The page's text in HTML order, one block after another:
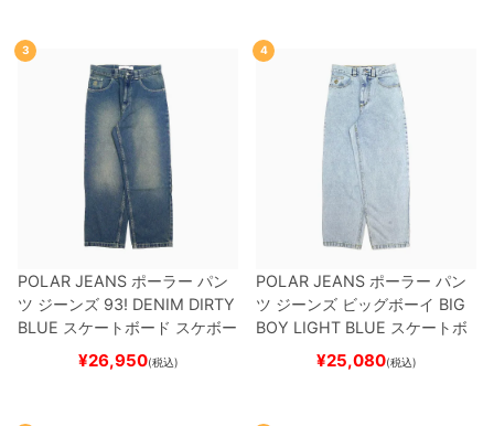
3
POLAR JEANS ポーラー パン
ツ ジーンズ 93! DENIM DIRTY
BLUE スケートボード スケボー
¥26,950(税込)
4
POLAR JEANS ポーラー パン
ツ ジーンズ ビッグボーイ BIG
BOY LIGHT BLUE スケートボ
ード スケボー
¥25,080(税込)